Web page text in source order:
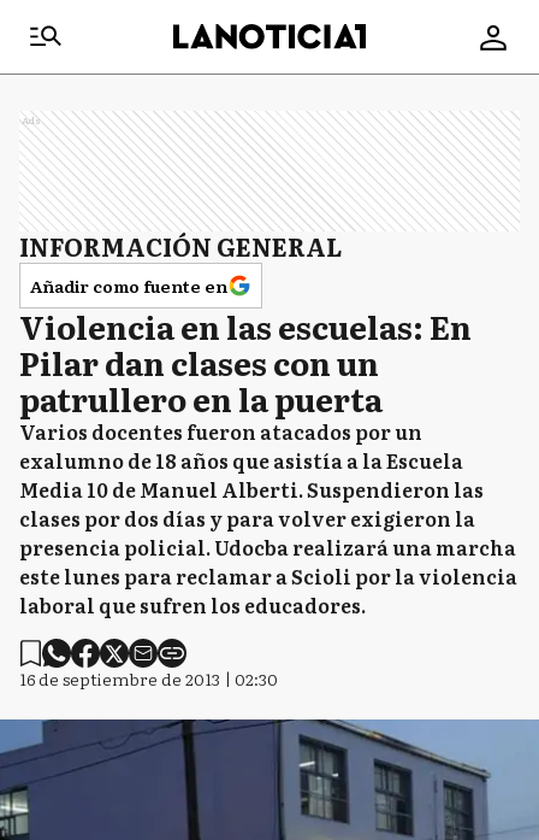
Ads
INFORMACIÓN GENERAL
Añadir como fuente en
Violencia en las escuelas: En
Pilar dan clases con un
patrullero en la puerta
Varios docentes fueron atacados por un
exalumno de 18 años que asistía a la Escuela
Media 10 de Manuel Alberti. Suspendieron las
clases por dos días y para volver exigieron la
presencia policial. Udocba realizará una marcha
este lunes para reclamar a Scioli por la violencia
laboral que sufren los educadores.
16 de septiembre de 2013 | 02:30